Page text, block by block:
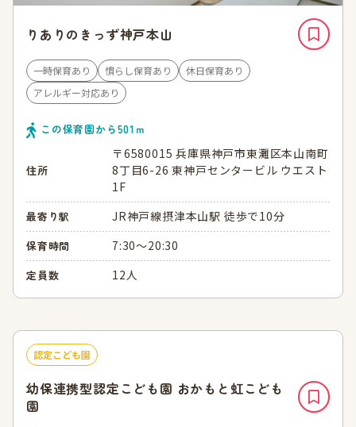
りありのきっず神戸本山
一時保育あり 慣らし保育あり
休日保育あり
アレルギー対応あり
この保育園から501 ｍ
住所
〒6580015 兵庫県神戸市東灘区本山南町
8丁目6-26 東神戸センタービル ウエスト
1F
最寄り駅 JR神戸線摂津本山駅 徒歩で10分
保育時間 7:30～20:30
定員数 12人
認定こども園
幼保連携型認定こども園 おかもと虹こども
園